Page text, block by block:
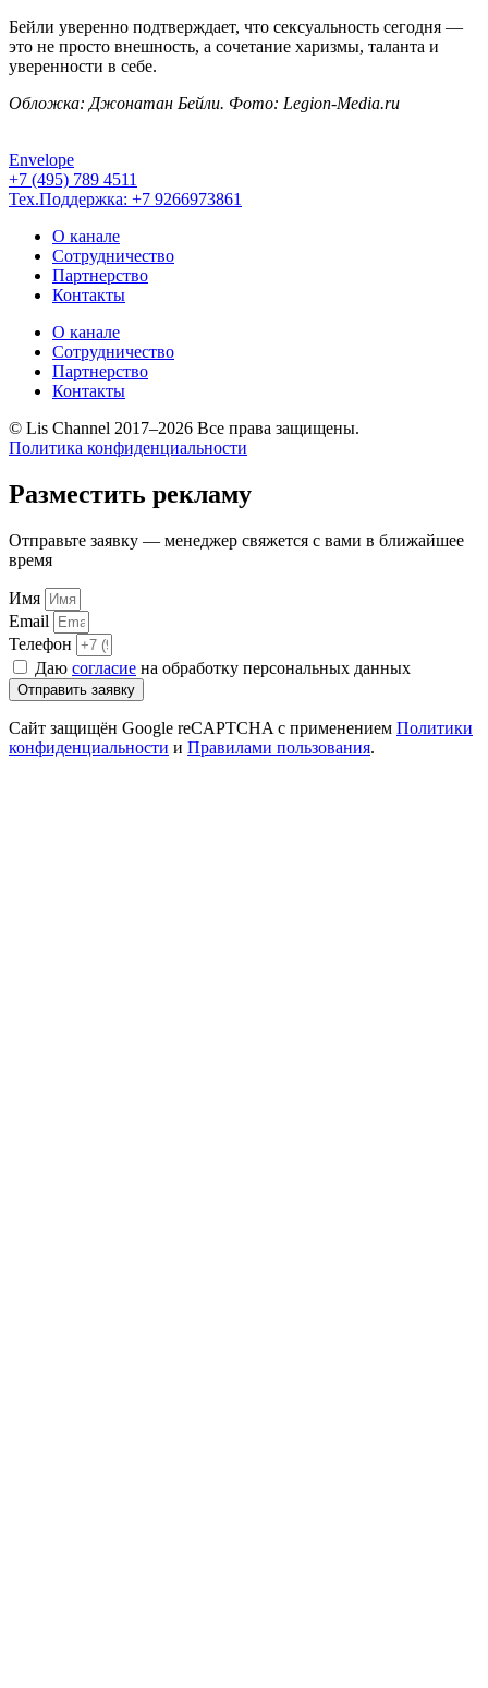
Бейли уверенно подтверждает, что сексуальность сегодня —
это не просто внешность, а сочетание харизмы, таланта и
уверенности в себе.
Обложка: Джонатан Бейли. Фото: Legion-Media.ru
Envelope
+7 (495) 789 4511
Тех.Поддержка: +7 9266973861
О канале
Сотрудничество
Партнерство
Контакты
О канале
Сотрудничество
Партнерство
Контакты
© Lis Channel 2017–2026 Все права защищены.
Политика конфиденциальности
вверх
Разместить рекламу
Отправьте заявку — менеджер свяжется с вами в ближайшее
время
Имя
Email
Телефон
Даю согласие на обработку персональных данных
Отправить заявку
Сайт защищён Google reCAPTCHA с применением Политики
конфиденциальности и Правилами пользования.